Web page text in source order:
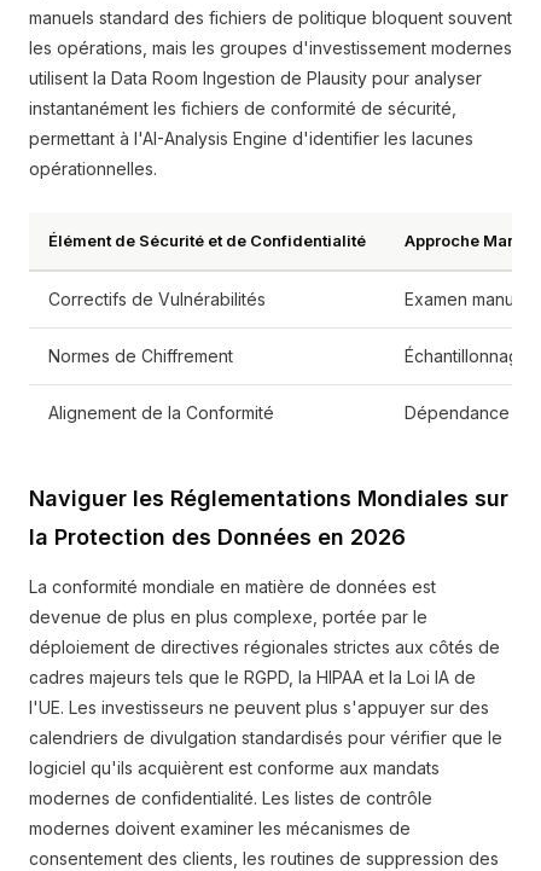
manuels standard des fichiers de politique bloquent souvent
les opérations, mais les groupes d'investissement modernes
utilisent la Data Room Ingestion de Plausity pour analyser
instantanément les fichiers de conformité de sécurité,
permettant à l'AI-Analysis Engine d'identifier les lacunes
opérationnelles.
Élément de Sécurité et de Confidentialité Approche
Correctifs de Vulnérabilités Examen
Normes de Chiffrement Échantillonnage
Alignement de la Conformité Dépendance à
Naviguer les Réglementations Mondiales sur
la Protection des Données en 2026
La conformité mondiale en matière de données est
devenue de plus en plus complexe, portée par le
déploiement de directives régionales strictes aux côtés de
cadres majeurs tels que le RGPD, la HIPAA et la Loi IA de
l'UE. Les investisseurs ne peuvent plus s'appuyer sur des
calendriers de divulgation standardisés pour vérifier que le
logiciel qu'ils acquièrent est conforme aux mandats
modernes de confidentialité. Les listes de contrôle
modernes doivent examiner les mécanismes de
consentement des clients, les routines de suppression des